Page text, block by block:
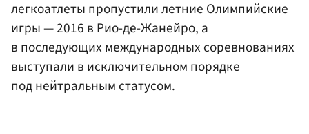
легкоатлеты пропустили летние Олимпийские
игры — 2016 в Рио-де-Жанейро, а
в последующих международных соревнованиях
выступали в исключительном порядке
под нейтральным статусом.